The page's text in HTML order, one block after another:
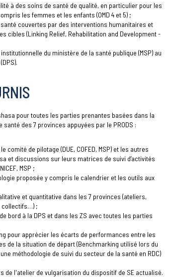
à des soins de santé de qualité, en particulier pour les
les femmes et les enfants (OMD 4 et 5) ;
couvertes par des interventions humanitaires et
cibles (Linking Relief, Rehabilitation and Development -
du ministère de la santé publique (MSP) au
pour toutes les parties prenantes basées dans la
des 7 provinces appuyées par le PRODS :
comité de pilotage (DUE, COFED, MSP) et les autres
et discussions sur leurs matrices de suivi d’activités
MSP ;
proposée y compris le calendrier et les outils aux
et quantitative dans les 7 provinces (ateliers,
collectifs…) ;
bord à la DPS et dans les ZS avec toutes les parties
pour apprécier les écarts de performances entre les
de la situation de départ (Benchmarking utilisé lors du
méthodologie de suivi du secteur de la santé en RDC)
de l'atelier de vulgarisation du dispositif de SE actualisé.